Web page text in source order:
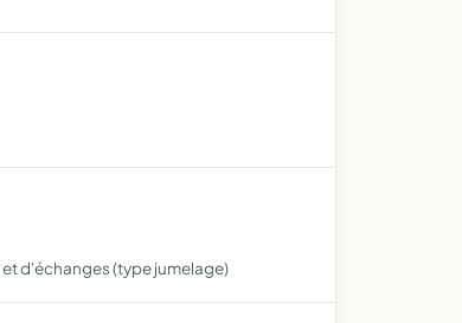
d'échanges (type jumelage)